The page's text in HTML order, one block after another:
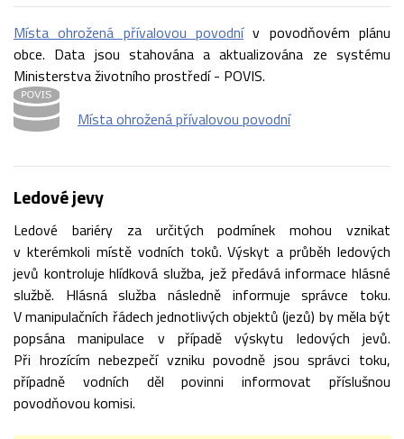
Místa ohrožená přívalovou povodnív povodňovém plánu
obce. Data jsou stahována a aktualizována ze systému
Ministerstva životního prostředí - POVIS.
Místa ohrožená přívalovou povodní
Ledové jevy
Ledové bariéry za určitých podmínek mohou vznikat
v kterémkoli místě vodních toků. Výskyt a průběh ledových
jevů kontroluje hlídková služba, jež předává informace hlásné
službě. Hlásná služba následně informuje správce toku.
V manipulačních řádech jednotlivých objektů (jezů) by měla být
popsána manipulace v případě výskytu ledových jevů.
Při hrozícím nebezpečí vzniku povodně jsou správci toku,
případně vodních děl povinni informovat příslušnou
povodňovou komisi.